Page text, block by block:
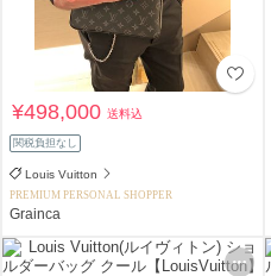
¥498,000送料込
関税負担なし
Louis Vuitton
PREMIUM PERSONAL SHOPPER
Grainca